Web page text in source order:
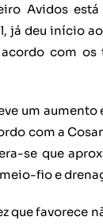
Avidos
já deu início
com os
um aumento
com a
se que
fio e
que favorece